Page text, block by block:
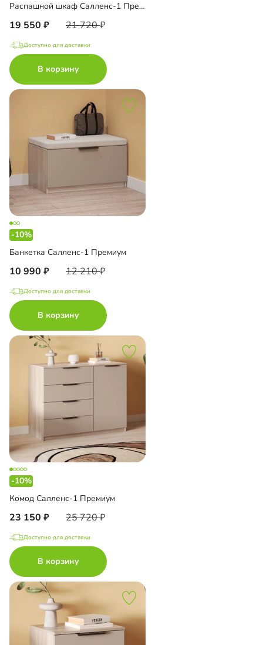
Распашной шкаф Салленс-1 Премиум с антресолью
19 550 21 720
Доступно для доставки
В корзину
-10%
Банкетка Салленс-1 Премиум
10 990 12 210
Доступно для доставки
В корзину
-10%
Комод Салленс-1 Премиум
23 150 25 720
Доступно для доставки
В корзину